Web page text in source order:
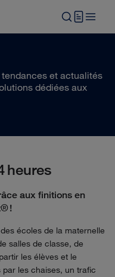
et actualités
dédiées aux
heures
aux finitions en
® !
écoles de la maternelle
salles de classe, de
les élèves et le
les chaises, un trafic